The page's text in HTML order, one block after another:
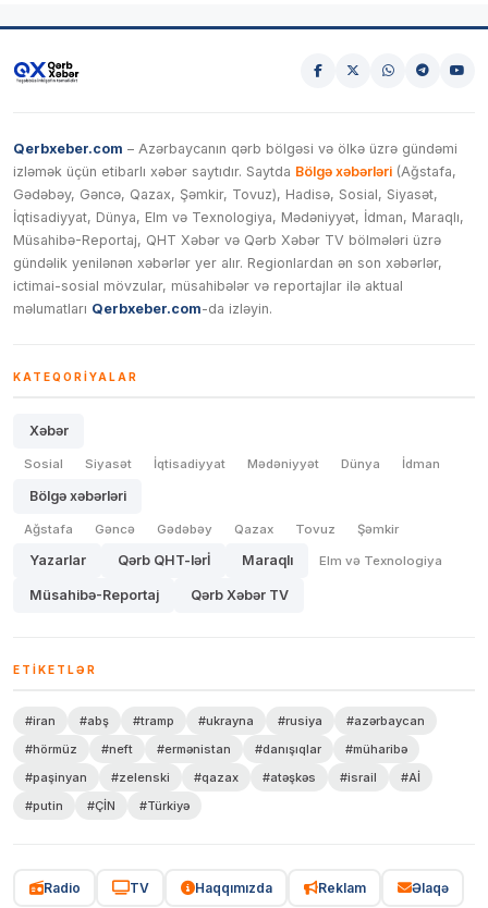
Qerbxeber.com – Azərbaycanın qərb bölgəsi və ölkə üzrə gündəmi
izləmək üçün etibarlı xəbər saytıdır. Saytda Bölgə xəbərləri (Ağstafa,
Gədəbəy, Gəncə, Qazax, Şəmkir, Tovuz), Hadisə, Sosial, Siyasət,
İqtisadiyyat, Dünya, Elm və Texnologiya, Mədəniyyət, İdman, Maraqlı,
Müsahibə-Reportaj, QHT Xəbər və Qərb Xəbər TV bölmələri üzrə
gündəlik yenilənən xəbərlər yer alır. Regionlardan ən son xəbərlər,
ictimai-sosial mövzular, müsahibələr və reportajlar ilə aktual
məlumatları Qerbxeber.com-da izləyin.
KATEQORIYALAR
Xəbər
Sosial Siyasət İqtisadiyyat Mədəniyyət Dünya İdman
Bölgə xəbərləri
Ağstafa Gəncə Gədəbəy Qazax Tovuz Şəmkir
Yazarlar Qərb QHT-lərİ Maraqlı Elm və Texnologiya
Müsahibə-Reportaj Qərb Xəbər TV
ETIKETLƏR
#iran #abş #tramp #ukrayna #rusiya
#azərbaycan
#hörmüz
#neft #ermənistan #danışıqlar
#müharibə
#paşinyan
#zelenski #qazax #atəşkəs #israil
#Aİ
#putin
#ÇİN #Türkiyə
Radio TV Haqqımızda Reklam Əlaqə